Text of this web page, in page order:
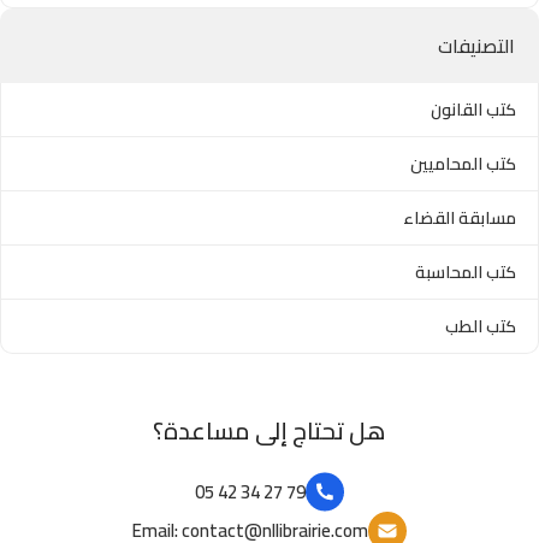
التصنيفات
كتب القانون
كتب المحاميين
مسابقة القضاء
كتب المحاسبة
كتب الطب
هل تحتاج إلى مساعدة؟
79 27 34 42 05
Email: contact@nllibrairie.com